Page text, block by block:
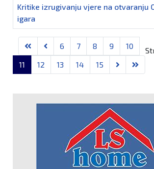
Kritike izrugivanju vjere na otvaranju
igara
6 7 8 9
10
11
12 13 14 15